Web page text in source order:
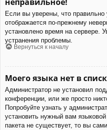
Если вы уверены, что
отображается по-прежнему
установлено время на сервере.
устранения проблемы.
Вернуться к началу
Моего языка нет в
Администратор не установил
конференции, или же просто
Попробуйте узнать у
установить нужный вам
пакета не существует, то вы